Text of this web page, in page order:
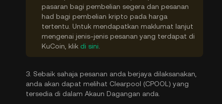
pasaran bagi pembelian segera dan pesanan
had bagi pembelian kripto pada harga
tertentu. Untuk mendapatkan maklumat lanjut
mengenai jenis-jenis pesanan yang terdapat di
KuCoin, klik di sini
3. Sebaik sahaja pesanan anda berjaya dilaksanakan,
anda akan dapat melihat Clearpool (CPOOL) yang
tersedia di dalam Akaun Dagangan anda.